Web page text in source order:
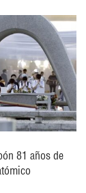
81 años de